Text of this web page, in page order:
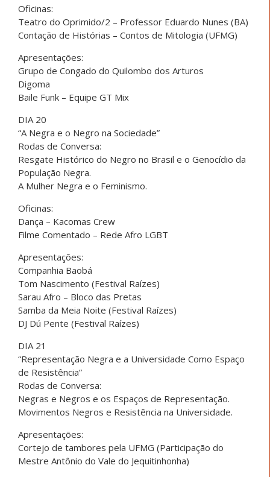
Oficinas:
Teatro do Oprimido/2 – Professor Eduardo Nunes (BA)
Contação de Histórias – Contos de Mitologia (UFMG)
Apresentações:
Grupo de Congado do Quilombo dos Arturos
Digoma
Baile Funk – Equipe GT Mix
DIA 20
“A Negra e o Negro na Sociedade”
Rodas de Conversa:
Resgate Histórico do Negro no Brasil e o Genocídio da
População Negra.
A Mulher Negra e o Feminismo.
Oficinas:
Dança – Kacomas Crew
Filme Comentado – Rede Afro LGBT
Apresentações:
Companhia Baobá
Tom Nascimento (Festival Raízes)
Sarau Afro – Bloco das Pretas
Samba da Meia Noite (Festival Raízes)
DJ Dú Pente (Festival Raízes)
DIA 21
“Representação Negra e a Universidade Como Espaço
de Resistência”
Rodas de Conversa:
Negras e Negros e os Espaços de Representação.
Movimentos Negros e Resistência na Universidade.
Apresentações:
Cortejo de tambores pela UFMG (Participação do
Mestre Antônio do Vale do Jequitinhonha)